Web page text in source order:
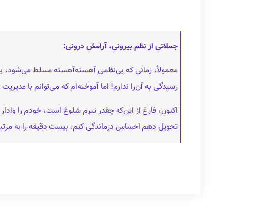
جملاتی از نظم بیرونی، آرامش درونی:
معمولاً، زمانی که بی‌نظمی آهسته‌آهسته مسلط می‌شود،
رسیدگی به آن‌را ندارم! اما آموخته‌ام که می‌توانم با
اکنون، فارغ از این‌که چقدر سرم شلوغ است، خودم را وادار
تحویل دهم احساس درماندگی کنم، بیست دقیقه را به